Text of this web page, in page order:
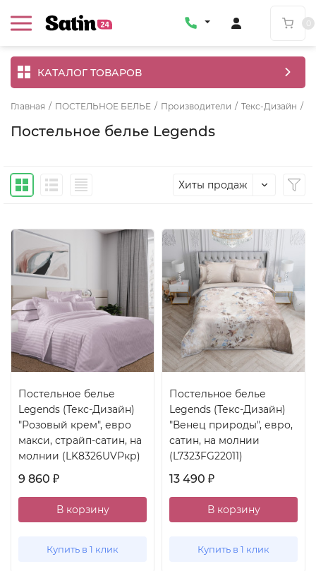
КАТАЛОГ ТОВАРОВ
Главная / ПОСТЕЛЬНОЕ БЕЛЬЕ / Производители / Текс-Дизайн /
Постельное белье Legends
Хиты продаж
Постельное белье
Legends (Текс-Дизайн)
"Розовый крем", евро
макси, страйп-сатин, на
молнии (LK8326UVРкр)
9 860 ₽
В корзину
Купить в 1 клик
Постельное белье
Legends (Текс-Дизайн)
"Венец природы", евро,
сатин, на молнии
(L7323FG22011)
13 490 ₽
В корзину
Купить в 1 клик